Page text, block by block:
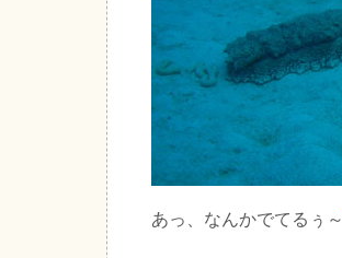
あっ、なんかでてるぅ～